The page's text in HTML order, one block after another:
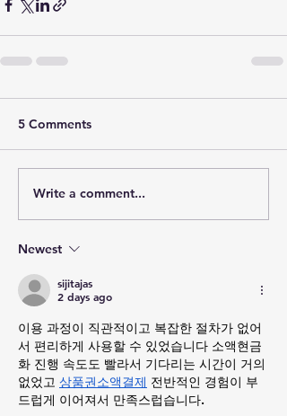
5 Comments
Write a comment...
Newest
sijitajas
2 days ago
이용 과정이 직관적이고 복잡한 절차가 없어
서 편리하게 사용할 수 있었습니다 소액현금
화 진행 속도도 빨라서 기다리는 시간이 거의
없었고 상품권소액결제 전반적인 경험이 부
드럽게 이어져서 만족스럽습니다.